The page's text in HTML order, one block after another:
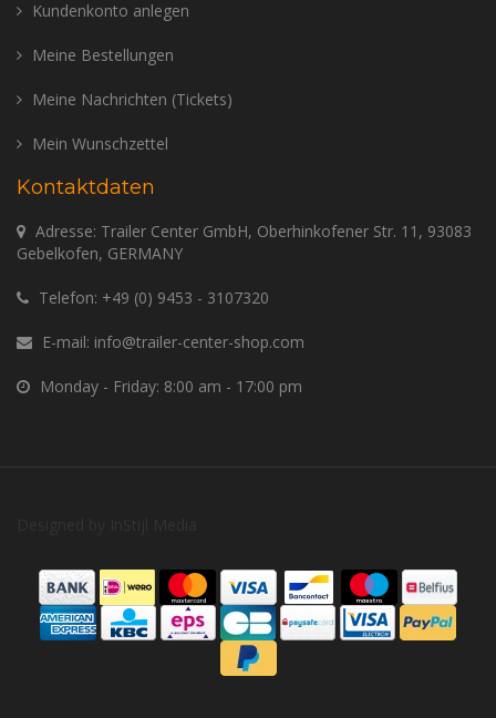
Kundenkonto anlegen
Meine Bestellungen
Meine Nachrichten (Tickets)
Mein Wunschzettel
Kontaktdaten
Adresse: Trailer Center GmbH, Oberhinkofener Str. 11, 93083
Gebelkofen, GERMANY
Telefon: +49 (0) 9453 - 3107320
E-mail: info@trailer-center-shop.com
Monday - Friday: 8:00 am - 17:00 pm